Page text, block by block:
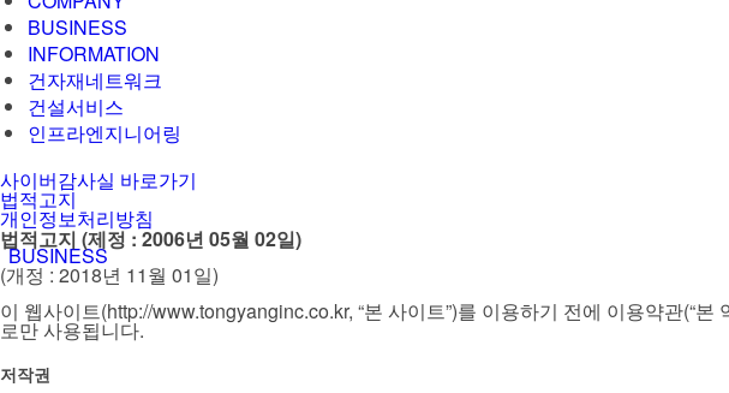
BUSINESS
BUSINESS
INFORMATION
건자재네트워크
건설서비스
인프라엔지니어링
사이버감사실 바로가기
법적고지
개인정보처리방침
법적고지 (제정 : 2006년 05월 02일)
(개정 : 2018년 11월 01일)
이 웹사이트(http://www.tongyanginc.co.kr, “본 사이트”)를 이용하기 전에 이용약관(“
로만 사용됩니다.
저작권